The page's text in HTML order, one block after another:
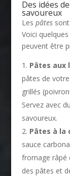
Des idées
savoureux
Les pâtessont
Voici
peuvent être
Pâtes aux
pâtes de
grillés
Servez avec
savoureux.
Pâtes à la
sauce
fromage râpé
des pâtes et